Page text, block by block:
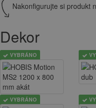
Nakonfigurujte si produkt
Dekor
VYBRÁNO
VYBRÁNO